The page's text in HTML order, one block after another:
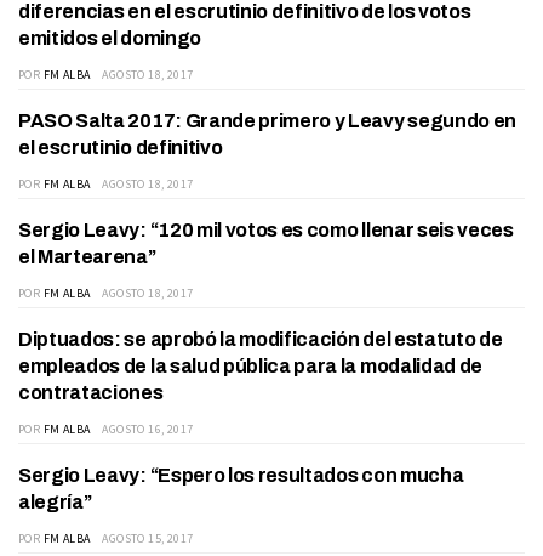
diferencias en el escrutinio definitivo de los votos
emitidos el domingo
POR FM ALBA AGOSTO 18, 2017
PASO Salta 2017: Grande primero y Leavy segundo en
el escrutinio definitivo
POR FM ALBA AGOSTO 18, 2017
ACTUALIDAD
Sergio Leavy: “120 mil votos es como llenar seis veces
el Martearena”
POR FM ALBA AGOSTO 18, 2017
Diptuados: se aprobó la modificación del estatuto de
empleados de la salud pública para la modalidad de
contrataciones
POR FM ALBA AGOSTO 16, 2017
ACTUALIDAD
Sergio Leavy: “Espero los resultados con mucha
alegría”
POR FM ALBA AGOSTO 15, 2017